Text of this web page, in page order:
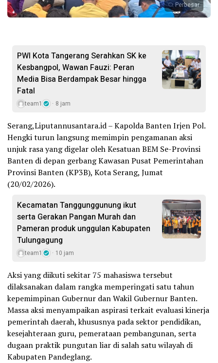
Perbesar
PWI Kota Tangerang Serahkan SK ke
Kesbangpol, Wawan Fauzi: Peran
Media Bisa Berdampak Besar hingga
Fatal
team1 8 jam
Serang,Liputannusantara.id – Kapolda Banten Irjen Pol.
Hengki turun langsung memimpin pengamanan aksi
unjuk rasa yang digelar oleh Kesatuan BEM Se-Provinsi
Banten di depan gerbang Kawasan Pusat Pemerintahan
Provinsi Banten (KP3B), Kota Serang, Jumat
(20/02/2026).
Kecamatan Tanggunggunung ikut
serta Gerakan Pangan Murah dan
Pameran produk unggulan Kabupaten
Tulungagung
team1 10 jam
Aksi yang diikuti sekitar 75 mahasiswa tersebut
dilaksanakan dalam rangka memperingati satu tahun
kepemimpinan Gubernur dan Wakil Gubernur Banten.
Massa aksi menyampaikan aspirasi terkait evaluasi kinerja
pemerintah daerah, khususnya pada sektor pendidikan,
kesejahteraan guru, pemerataan pembangunan, serta
dugaan praktik pungutan liar di salah satu wilayah di
Kabupaten Pandeglang.